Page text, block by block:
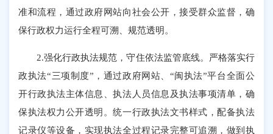
准和流程，通过政府网站向社会公开，接受群众监督，确
保行政权力运行全程可溯、规范透明。
2.强化行政执法规范，守住依法监管底线。严格落实行
政执法“三项制度”，通过政府网站、“闽执法”平台全面公
开行政执法主体信息、执法人员信息及执法事项清单，确
保执法权力公开透明。统一行政执法文书样式，配备执法
记录仪等设备，实现执法全过程记录完整可追溯，做到执